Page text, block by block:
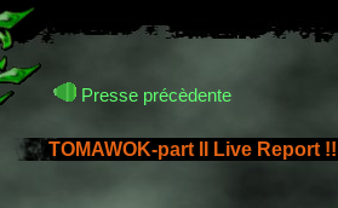
Presse précèdente
TOMAWOK-part II Live Report